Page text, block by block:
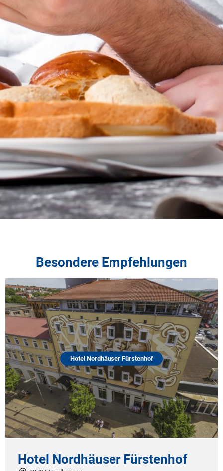
Besondere Empfehlungen
Hotel Nordhäuser Fürstenhof
Hotel Nordhäuser Fürstenhof